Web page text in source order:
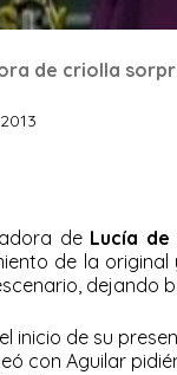
de criolla
de Lucía de
de la
dejando
inicio de su
con Aguilar